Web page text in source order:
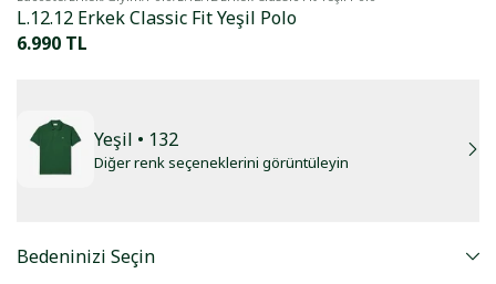
L.12.12 Erkek Classic Fit Yeşil Polo
6.990 TL
Yeşil • 132
Diğer renk seçeneklerini görüntüleyin
Bedeninizi Seçin